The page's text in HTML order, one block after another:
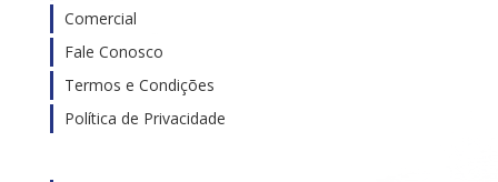
Comercial
Fale Conosco
Termos e Condições
Política de Privacidade